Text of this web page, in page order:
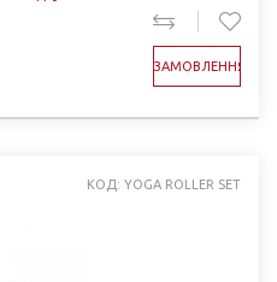
ЗАМОВЛЕННЯ
КОД: YOGA ROLLER SET